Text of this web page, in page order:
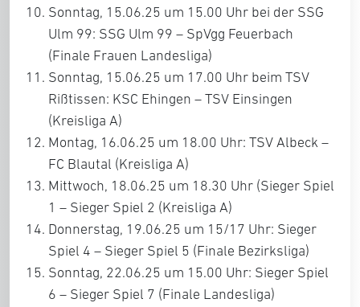
Sonntag, 15.06.25 um 15.00 Uhr bei der SSG
Ulm 99: SSG Ulm 99 – SpVgg Feuerbach
(Finale Frauen Landesliga)
Sonntag, 15.06.25 um 17.00 Uhr beim TSV
Rißtissen: KSC Ehingen – TSV Einsingen
(Kreisliga A)
Montag, 16.06.25 um 18.00 Uhr: TSV Albeck –
FC Blautal (Kreisliga A)
Mittwoch, 18.06.25 um 18.30 Uhr (Sieger Spiel
1 – Sieger Spiel 2 (Kreisliga A)
Donnerstag, 19.06.25 um 15/17 Uhr: Sieger
Spiel 4 – Sieger Spiel 5 (Finale Bezirksliga)
Sonntag, 22.06.25 um 15.00 Uhr: Sieger Spiel
6 – Sieger Spiel 7 (Finale Landesliga)